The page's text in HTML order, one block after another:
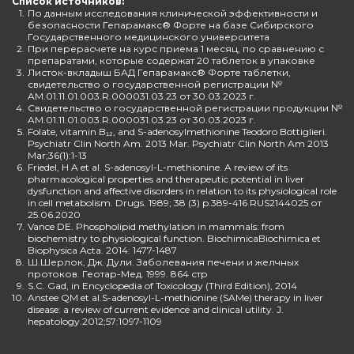
1. По данным исследования клинической эффективности и
безопасности Гепарамакс® Форте на базе Сибирского
Государственного медицинского университета
2. При перерасчете на курс приема 1 месяц, по сравнению с
препаратами, которые содержат 20 таблеток в упаковке
3. Листок-вкладыш БАД Гепарамакс® Форте таблетки,
свидетельство о государственной регистрации №
AM.01.11.01.003.R.000031.03.23 от 30.03.2023 г.
4. Свидетельство о государственной регистрации продукции №
AM.01.11.01.003.R.000031.03.23 от 30.03.2023 г.
5. Folate, vitamin B₁₂, and S-adenosylmethionine Teodoro Bottiglieri.
Psychiatr Clin North Am. 2013 Mar. Psychiatr Clin North Am 2013
Mar;36(1):1-13
6. Friedel, H A et al. S-adenosyl-L-methionine. A review of its
pharmacological properties and therapeutic potential in liver
dysfunction and affective disorders in relation to its physiological role
in cell metabolism. Drugs. 1989; 38 (3) p.389-416 RUS2144025 от
25.06.2020
7. Vance DE. Phospholipid methylation in mammals: from
biochemistry to physiological function. BiochimicaBiochimica et
Biophysica Acta. 2014: 1477-1487
8. Ш.Шерлок, Дж. Дули. Заболевания печени и желчных
протоков. Геотар-Мед. 1999. 864 стр
9. S.C. Gad, in Encyclopedia of Toxicology (Third Edition), 2014
10. Anstee QM et al.S-adenosyl-L-methionine (SAMe) therapy in liver
disease: a review of current evidence and clinical utility. J.
hepatology.2012;57:1097-1109